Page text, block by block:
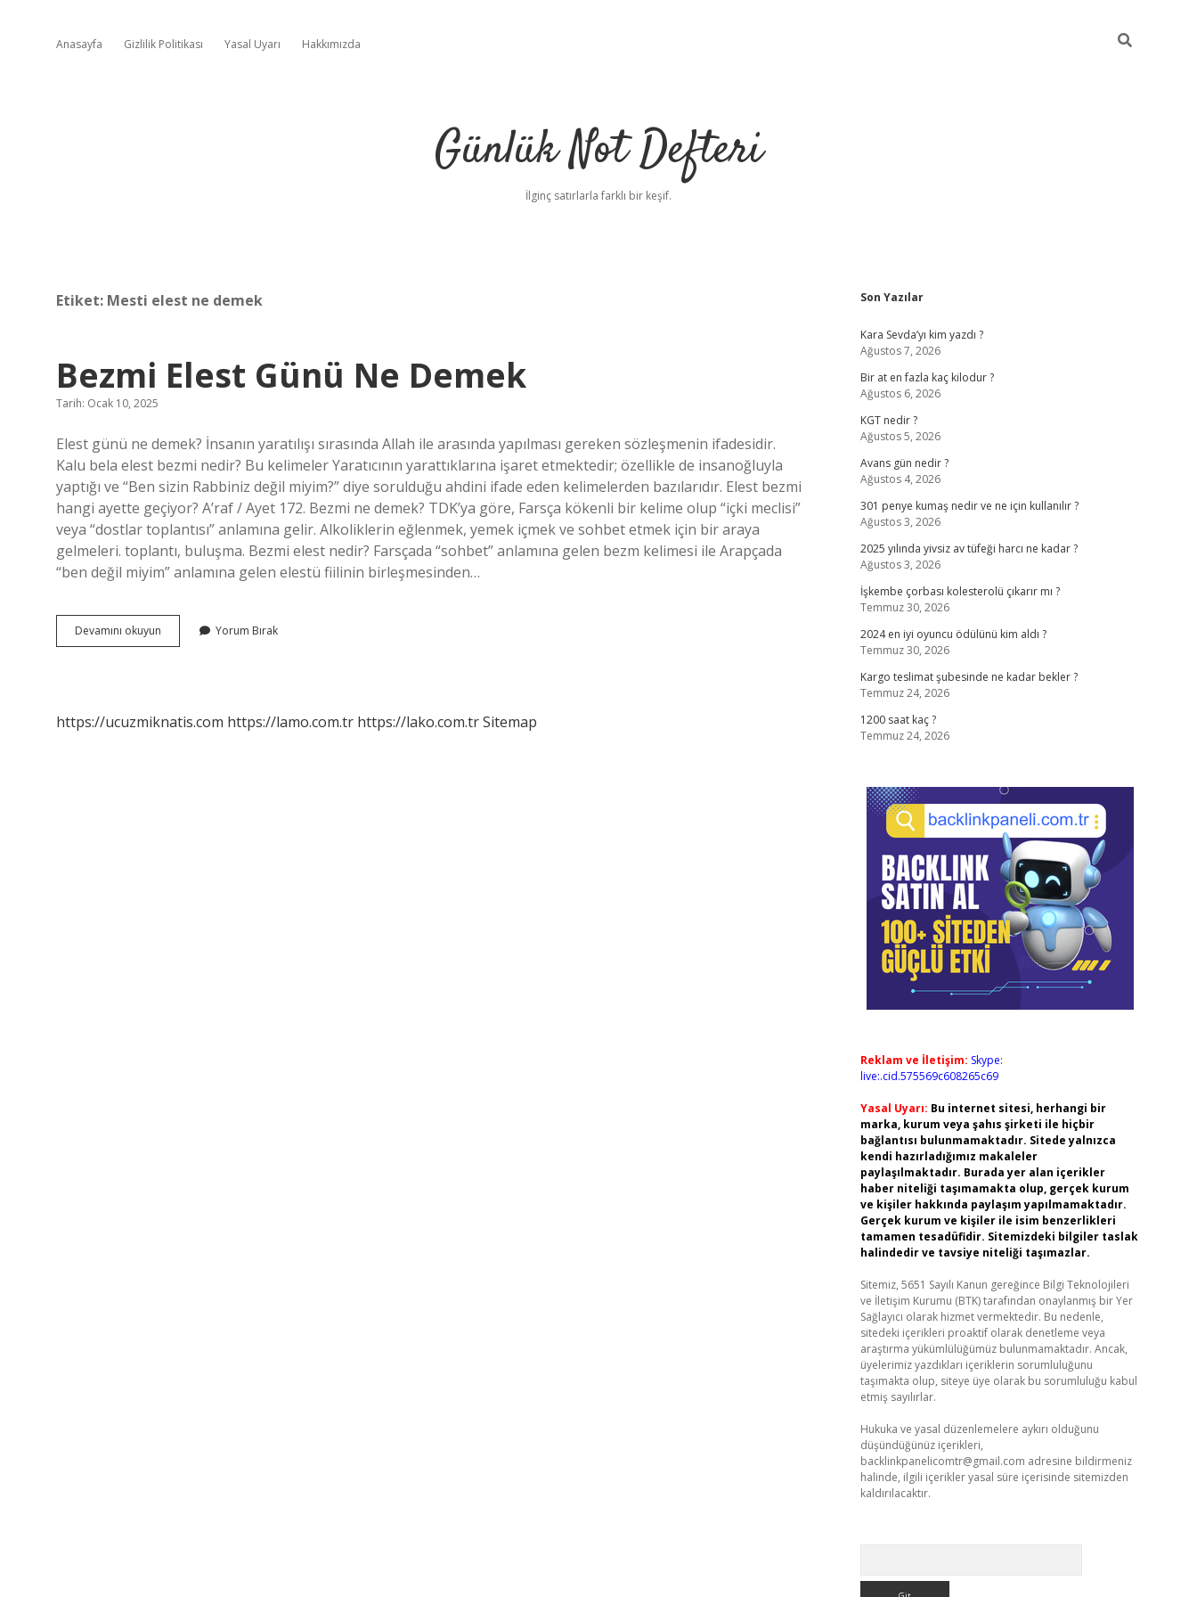
Anasayfa Gizlilik Politikası Yasal Uyarı Hakkımızda
Günlük Not Defteri
İlginç satırlarla farklı bir keşif.
Etiket: Mesti elest ne demek
Bezmi Elest Günü Ne Demek
Tarih: Ocak 10, 2025
Elest günü ne demek? İnsanın yaratılışı sırasında Allah ile arasında yapılması gereken sözleşmenin ifadesidir.
Kalu bela elest bezmi nedir? Bu kelimeler Yaratıcının yarattıklarına işaret etmektedir; özellikle de insanoğluyla
yaptığı ve “Ben sizin Rabbiniz değil miyim?” diye sorulduğu ahdini ifade eden kelimelerden bazılarıdır. Elest bezmi
hangi ayette geçiyor? A’raf / Ayet 172. Bezmi ne demek? TDK’ya göre, Farsça kökenli bir kelime olup “içki meclisi”
veya “dostlar toplantısı” anlamına gelir. Alkoliklerin eğlenmek, yemek içmek ve sohbet etmek için bir araya
gelmeleri. toplantı, buluşma. Bezmi elest nedir? Farsçada “sohbet” anlamına gelen bezm kelimesi ile Arapçada
“ben değil miyim” anlamına gelen elestü fiilinin birleşmesinden…
Devamını okuyun
Elest
Yorum Bırak
https://ucuzmiknatis.com https://lamo.com.tr https://lako.com.trSitemap
Sidebar
Son Yazılar
Kara Sevda’yı kim yazdı ?
Ağustos 7, 2026
Bir at en fazla kaç kilodur ?
Ağustos 6, 2026
KGT nedir ?
Ağustos 5, 2026
Avans gün nedir ?
Ağustos 4, 2026
301 penye kumaş nedir ve ne için kullanılır ?
Ağustos 3, 2026
2025 yılında yivsiz av tüfeği harcı ne kadar ?
Ağustos 3, 2026
İşkembe çorbası kolesterolü çıkarır mı ?
Temmuz 30, 2026
2024 en iyi oyuncu ödülünü kim aldı ?
Temmuz 30, 2026
Kargo teslimat şubesinde ne kadar bekler ?
Temmuz 24, 2026
1200 saat kaç ?
Temmuz 24, 2026
Reklam ve İletişim: Skype:
live:.cid.575569c608265c69
Yasal Uyarı: Bu internet sitesi, herhangi bir
marka, kurum veya şahıs şirketi ile hiçbir
bağlantısı bulunmamaktadır. Sitede yalnızca
kendi hazırladığımız makaleler
paylaşılmaktadır. Burada yer alan içerikler
haber niteliği taşımamakta olup, gerçek kurum
ve kişiler hakkında paylaşım yapılmamaktadır.
Gerçek kurum ve kişiler ile isim benzerlikleri
tamamen tesadüfidir. Sitemizdeki bilgiler taslak
halindedir ve tavsiye niteliği taşımazlar.
Sitemiz, 5651 Sayılı Kanun gereğince Bilgi Teknolojileri
ve İletişim Kurumu (BTK) tarafından onaylanmış bir Yer
Sağlayıcı olarak hizmet vermektedir. Bu nedenle,
sitedeki içerikleri proaktif olarak denetleme veya
araştırma yükümlülüğümüz bulunmamaktadır. Ancak,
üyelerimiz yazdıkları içeriklerin sorumluluğunu
taşımakta olup, siteye üye olarak bu sorumluluğu kabul
etmiş sayılırlar.
Hukuka ve yasal düzenlemelere aykırı olduğunu
düşündüğünüz içerikleri,
backlinkpanelicomtr@gmail.com adresine bildirmeniz
halinde, ilgili içerikler yasal süre içerisinde sitemizden
kaldırılacaktır.